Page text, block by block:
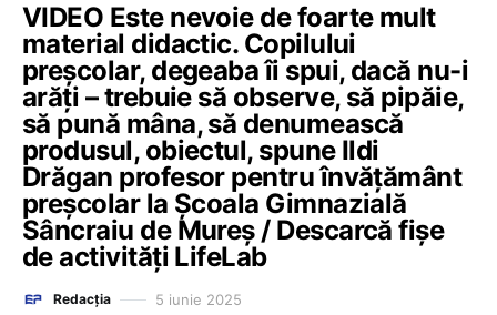
VIDEO Este nevoie de foarte mult
material didactic. Copilului
preșcolar, degeaba îi spui, dacă nu-i
arăți – trebuie să observe, să pipăie,
să pună mâna, să denumească
produsul, obiectul, spune Ildi
Drăgan profesor pentru învățământ
preșcolar la Școala Gimnazială
Sâncraiu de Mureș / Descarcă fișe
de activități LifeLab
Redacția 5 iunie 2025